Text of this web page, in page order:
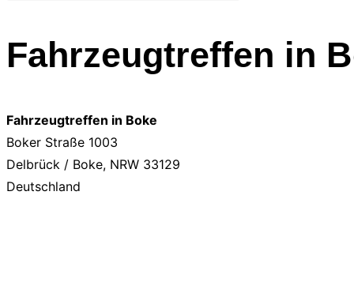
Fahrzeugtreffen in
Fahrzeugtreffen in Boke
Boker Straße 1003
Delbrück / Boke, NRW 33129
Deutschland